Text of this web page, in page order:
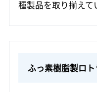
種製品を取り揃えて
ふっ素樹脂製ロ